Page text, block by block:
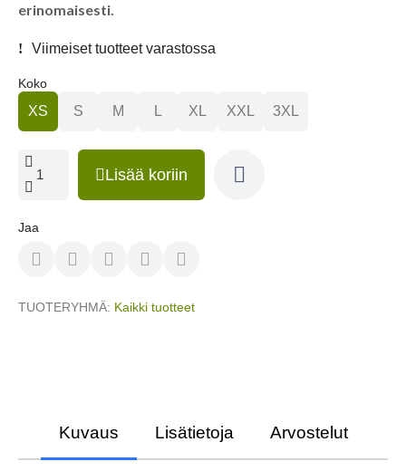
erinomaisesti.
Viimeiset tuotteet varastossa
Koko
XS S M L XL XXL 3XL
Lisää koriin
Jaa
TUOTERYHMÄ Kaikki tuotteet
Kuvaus Lisätietoja Arvostelut